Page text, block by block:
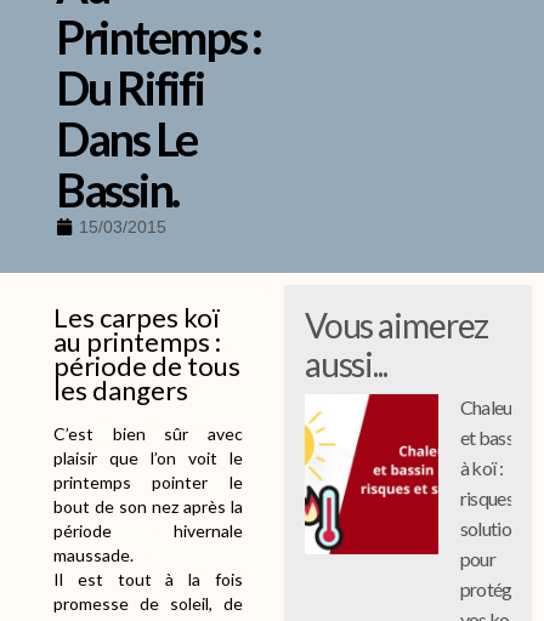
Printemps :
Du Rififi
Dans Le
Bassin.
15/03/2015
Les carpes koï
au printemps :
période de tous
les dangers
C’est bien sûr avec
plaisir que l’on voit le
printemps pointer le
bout de son nez après la
période hivernale
maussade.
Il est tout à la fois
promesse de soleil, de
Vous aimerez
aussi...
Chaleur
et bassin
à koï :
risques et
solutions
pour
protéger